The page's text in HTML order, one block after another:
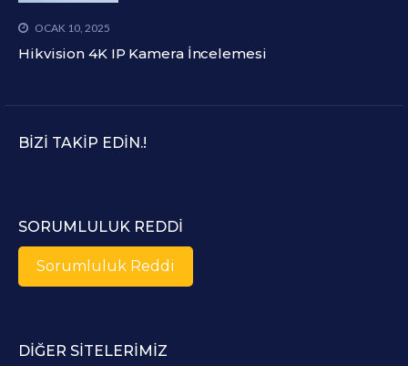
OCAK 10, 2025
Hikvision 4K IP Kamera İncelemesi
BIZI TAKIP EDIN.!
SORUMLULUK REDDI
Sorumluluk Reddi
DIĞER SITELERIMIZ